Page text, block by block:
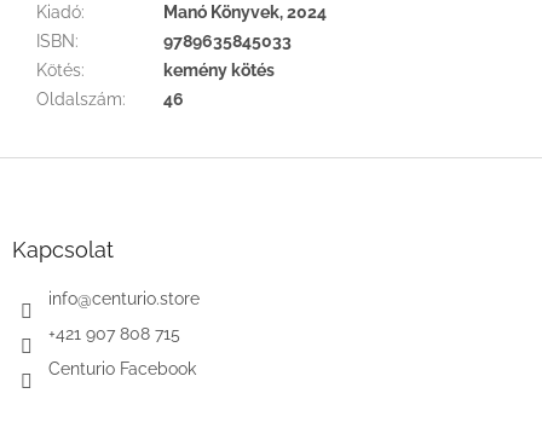
Kiadó:
Manó Könyvek, 2024
ISBN:
9789635845033
Kötés:
kemény kötés
Oldalszám: 46
Kapcsolat
info@centurio.store
+421 907 808 715
Centurio Facebook